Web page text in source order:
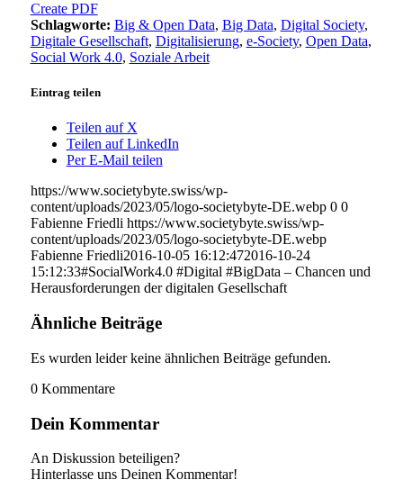
Create PDF
Schlagworte: Big & Open Data, Big Data, Digital Society,
Digitale Gesellschaft, Digitalisierung, e-Society, Open Data,
Social Work 4.0, Soziale Arbeit
Eintrag teilen
Teilen auf X
Teilen auf LinkedIn
Per E-Mail teilen
https://www.societybyte.swiss/wp-
content/uploads/2023/05/logo-societybyte-DE.webp 0 0
Fabienne Friedli https://www.societybyte.swiss/wp-
content/uploads/2023/05/logo-societybyte-DE.webp
Fabienne Friedli2016-10-05 16:12:472016-10-24
15:12:33#SocialWork4.0 #Digital #BigData – Chancen und
Herausforderungen der digitalen Gesellschaft
Ähnliche Beiträge
Es wurden leider keine ähnlichen Beiträge gefunden.
0 Kommentare
Dein Kommentar
An Diskussion beteiligen?
Hinterlasse uns Deinen Kommentar!